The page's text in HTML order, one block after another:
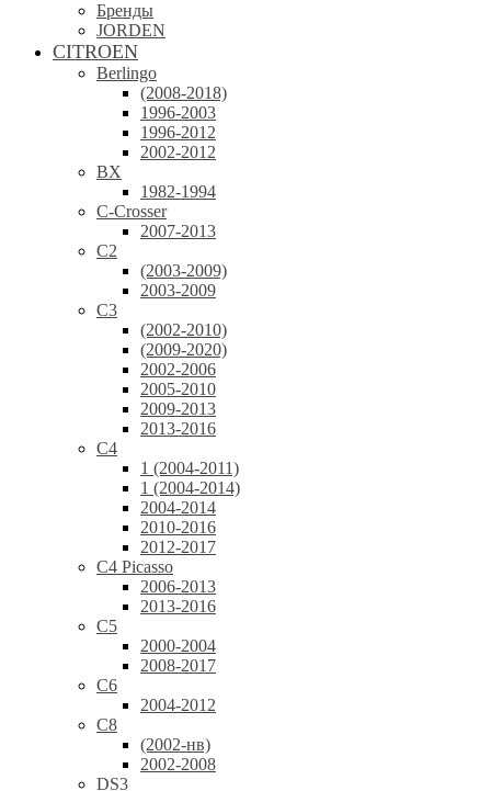
Бренды
JORDEN
CITROEN
Berlingo
(2008-2018)
1996-2003
1996-2012
2002-2012
BX
1982-1994
C-Crosser
2007-2013
C2
(2003-2009)
2003-2009
C3
(2002-2010)
(2009-2020)
2002-2006
2005-2010
2009-2013
2013-2016
C4
1 (2004-2011)
1 (2004-2014)
2004-2014
2010-2016
2012-2017
C4 Picasso
2006-2013
2013-2016
C5
2000-2004
2008-2017
C6
2004-2012
C8
(2002-нв)
2002-2008
DS3